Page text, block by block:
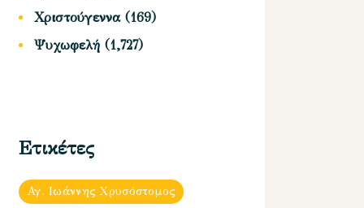
Χριστούγεννα(169)
Ψυχωφελή (1,727)
Ετικέτες
Αγ. Ιωάννης Χρυσόστομος